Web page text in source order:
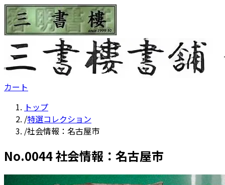
カート
トップ
/特選コレクション
/社会情報：名古屋市
No.0044社会情報：名古屋市